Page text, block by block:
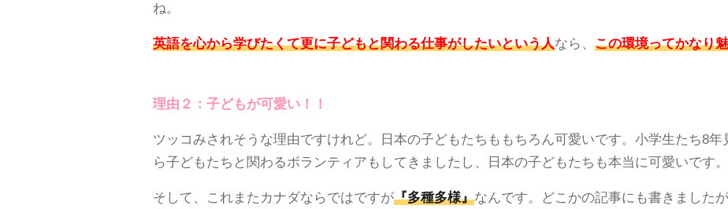
ね。
英語を心から学びたくて更に子どもと関わる仕事がしたいという人なら、この環境ってかなり
理由２：子どもが可愛い！！
ツッコみされそうな理由ですけれど。日本の子どもたちももちろん可愛いです。小学生たち8
ら子どもたちと関わるボランティアもしてきましたし、日本の子どもたちも本当に可愛いです。
そして、これまたカナダならではですが『多種多様』なんです。どこかの記事にも書きました